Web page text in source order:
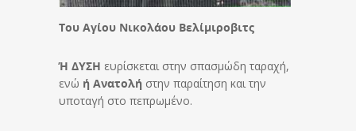
Του Αγίου Νικολάου Βελίμιροβιτς
Ή ΔΥΣΗ ευρίσκεται στην σπασμώδη ταραχή,
ενώ ή Ανατολή στην παραίτηση και την
υποταγή στο πεπρωμένο.